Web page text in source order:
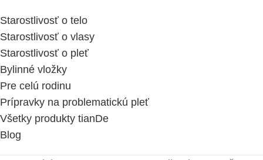
Starostlivosť o telo
Starostlivosť o vlasy
Starostlivosť o pleť
Bylinné vložky
Pre celú rodinu
Prípravky na problematickú pleť
Všetky produkty tianDe
Blog